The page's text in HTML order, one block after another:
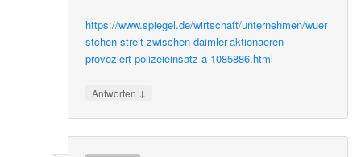
https://www.spiegel.de/wirtschaft/unternehmen/wuer
stchen-streit-zwischen-daimler-aktionaeren-
provoziert-polizeieinsatz-a-1085886.html
Antworten ↓